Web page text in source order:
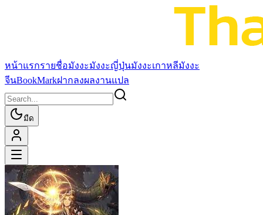
หน้าแรกรายชื่อมังงะมังงะญี่ปุ่นมังงะเกาหลีมังงะ
จีนBookMarkฝากลงผลงานแปล
มืด